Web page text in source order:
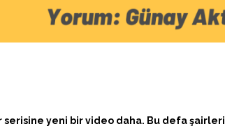
yeni bir video daha. Bu defa